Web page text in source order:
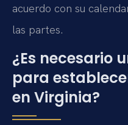
acuerdo con su
las partes.
¿Es necesario
para
en Virginia?